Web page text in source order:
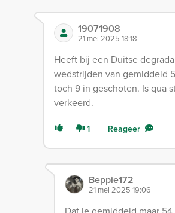
19071908
21 mei 2025 18:18
Heeft bij een Duitse
wedstrijden van gemiddeld
toch 9 in geschoten. Is qua
verkeerd.
1 Reageer
Beppie172
21 mei 2025 19:06